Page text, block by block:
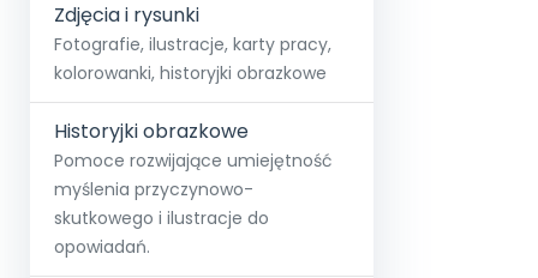
Zdjęcia i rysunki
Fotografie, ilustracje, karty pracy,
kolorowanki, historyjki obrazkowe
Historyjki obrazkowe
Pomoce rozwijające umiejętność
myślenia przyczynowo-
skutkowego i ilustracje do
opowiadań.